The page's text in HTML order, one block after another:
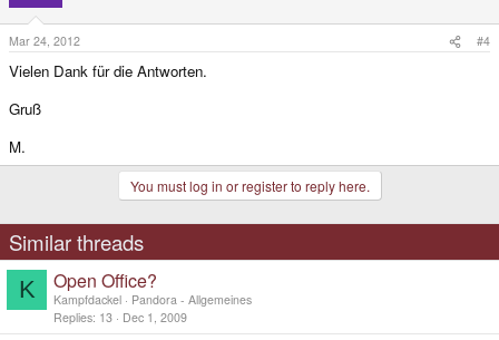
Mar 24, 2012 #4
Vielen Dank für die Antworten.
Gruß
M.
You must log in or register to reply here.
Similar threads
K Open Office?
Kampfdackel
Pandora - Allgemeines
Replies 13 Dec 1, 2009